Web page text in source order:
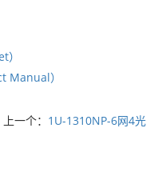
Manual）
上一个： 1U-1310NP-6网4光